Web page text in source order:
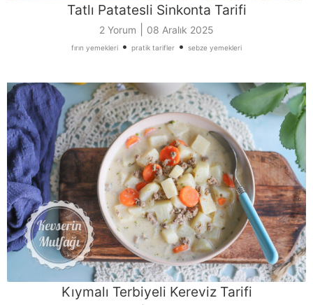
Tatlı Patatesli Sinkonta Tarifi
2 Yorum 08 Aralık 2025
fırın yemekleri • pratik tarifler • sebze yemekleri
Kıymalı Terbiyeli Kereviz Tarifi